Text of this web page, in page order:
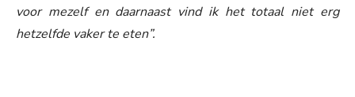
voor mezelf en daarnaast vind ik het totaal niet erg
hetzelfde vaker te eten”.